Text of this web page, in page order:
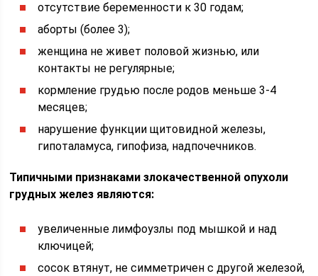
отсутствие беременности к 30 годам;
аборты (более 3);
женщина не живет половой жизнью, или
контакты не регулярные;
кормление грудью после родов меньше 3-4
месяцев;
нарушение функции щитовидной железы,
гипоталамуса, гипофиза, надпочечников.
Типичными признаками злокачественной опухоли
грудных желез являются:
увеличенные лимфоузлы под мышкой и над
ключицей;
сосок втянут, не симметричен с другой железой,